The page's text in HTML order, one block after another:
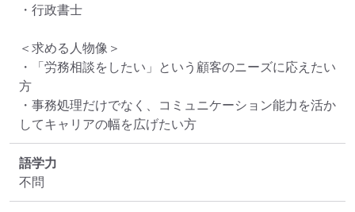
・行政書士
＜求める人物像＞
・「労務相談をしたい」という顧客のニーズに応えたい
方
・事務処理だけでなく、コミュニケーション能力を活か
してキャリアの幅を広げたい方
語学力
不問